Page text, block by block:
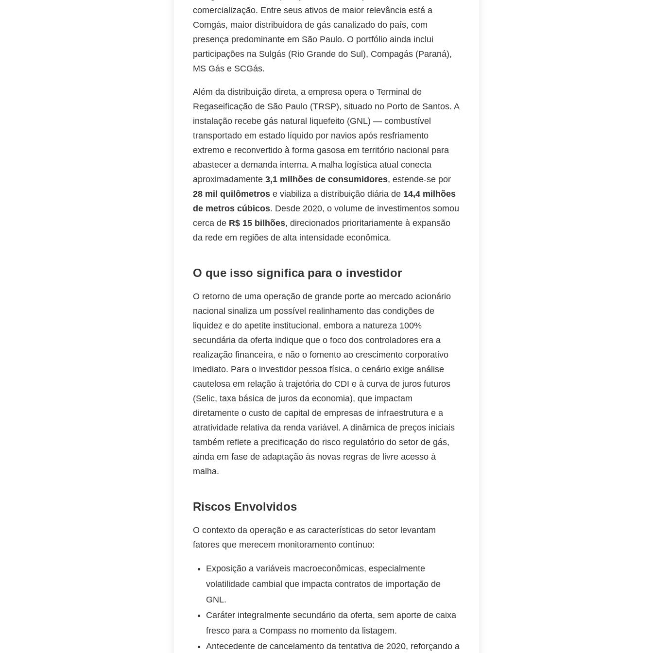
comercialização. Entre seus ativos de maior relevância está a
Comgás, maior distribuidora de gás canalizado do país, com
presença predominante em São Paulo. O portfólio ainda inclui
participações na Sulgás (Rio Grande do Sul), Compagás (Paraná),
MS Gás e SCGás.
Além da distribuição direta, a empresa opera o Terminal de
Regaseificação de São Paulo (TRSP), situado no Porto de Santos. A
instalação recebe gás natural liquefeito (GNL) — combustível
transportado em estado líquido por navios após resfriamento
extremo e reconvertido à forma gasosa em território nacional para
abastecer a demanda interna. A malha logística atual conecta
aproximadamente 3,1 milhões de consumidores, estende-se por
28 mil quilômetros e viabiliza a distribuição diária de 14,4 milhões
de metros cúbicos. Desde 2020, o volume de investimentos somou
cerca de R$ 15 bilhões, direcionados prioritariamente à expansão
da rede em regiões de alta intensidade econômica.
O que isso significa para o investidor
O retorno de uma operação de grande porte ao mercado acionário
nacional sinaliza um possível realinhamento das condições de
liquidez e do apetite institucional, embora a natureza 100%
secundária da oferta indique que o foco dos controladores era a
realização financeira, e não o fomento ao crescimento corporativo
imediato. Para o investidor pessoa física, o cenário exige análise
cautelosa em relação à trajetória do CDI e à curva de juros futuros
(Selic, taxa básica de juros da economia), que impactam
diretamente o custo de capital de empresas de infraestrutura e a
atratividade relativa da renda variável. A dinâmica de preços iniciais
também reflete a precificação do risco regulatório do setor de gás,
ainda em fase de adaptação às novas regras de livre acesso à
malha.
Riscos Envolvidos
O contexto da operação e as características do setor levantam
fatores que merecem monitoramento contínuo:
Exposição a variáveis macroeconômicas, especialmente
volatilidade cambial que impacta contratos de importação de
GNL.
Caráter integralmente secundário da oferta, sem aporte de caixa
fresco para a Compass no momento da listagem.
Antecedente de cancelamento da tentativa de 2020, reforçando a